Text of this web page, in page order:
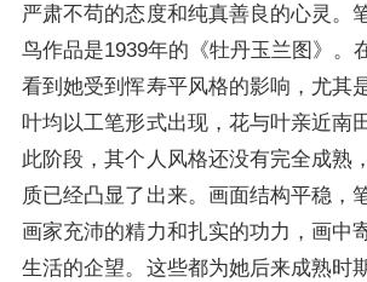
严肃不苟的态度和纯真善良的心灵。
鸟作品是1939年的《牡丹玉兰图》。
看到她受到恽寿平风格的影响，尤其
叶均以工笔形式出现，花与叶亲近南
此阶段，其个人风格还没有完全成熟
质已经凸显了出来。画面结构平稳，
画家充沛的精力和扎实的功力，画中
生活的企望。这些都为她后来成熟时